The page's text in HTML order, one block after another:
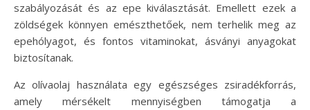
szabályozását és az epe kiválasztását. Emellett ezek a
zöldségek könnyen emészthetőek, nem terhelik meg az
epehólyagot, és fontos vitaminokat, ásványi anyagokat
biztosítanak.
Az olívaolaj használata egy egészséges zsiradékforrás,
amely mérsékelt mennyiségben támogatja a